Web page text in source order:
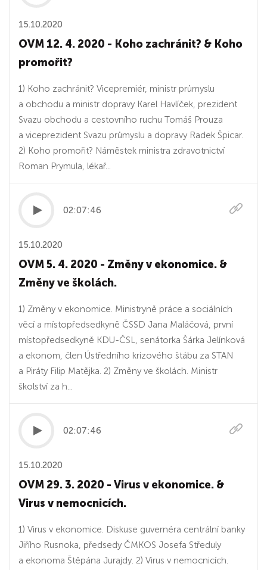
15.10.2020
OVM 12. 4. 2020 - Koho zachránit? & Koho
promořit?
1) Koho zachránit? Vicepremiér, ministr průmyslu
a obchodu a ministr dopravy Karel Havlíček, prezident
Svazu obchodu a cestovního ruchu Tomáš Prouza
a viceprezident Svazu průmyslu a dopravy Radek Špicar.
2) Koho promořit? Náměstek ministra zdravotnictví
Roman Prymula, lékař...
02:07:46
15.10.2020
OVM 5. 4. 2020 - Změny v ekonomice. &
Změny ve školách.
1) Změny v ekonomice. Ministryně práce a sociálních
věcí a místopředsedkyně ČSSD Jana Maláčová, první
místopředsedkyně KDU-ČSL, senátorka Šárka Jelínková
a ekonom, člen Ústředního krizového štábu za STAN
a Piráty Filip Matějka. 2) Změny ve školách. Ministr
školství za h...
02:07:46
15.10.2020
OVM 29. 3. 2020 - Virus v ekonomice. &
Virus v nemocnicích.
1) Virus v ekonomice. Diskuse guvernéra centrální banky
Jiřího Rusnoka, předsedy ČMKOS Josefa Středuly
a ekonoma Štěpána Jurajdy. 2) Virus v nemocnicích.